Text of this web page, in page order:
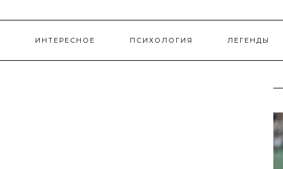
ИНТЕРЕСНОЕ ПСИХОЛОГИЯ ЛЕГЕНДЫ